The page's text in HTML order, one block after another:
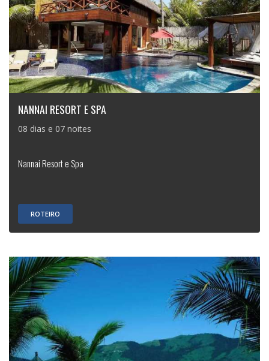
NANNAI RESORT E SPA
08 dias e 07 noites
Nannai Resort e Spa
ROTEIRO